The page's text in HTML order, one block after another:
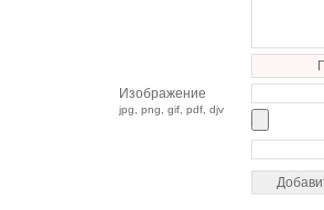
Изображение
jpg, png, gif, pdf, djv